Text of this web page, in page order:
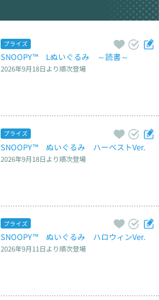
プライズ
SNOOPY™　Lぬいぐるみ　～読書～
2026年9月18日より順次登場
プライズ
SNOOPY™　ぬいぐるみ　ハーベストVer.
2026年9月18日より順次登場
プライズ
SNOOPY™　ぬいぐるみ　ハロウィンVer.
2026年9月11日より順次登場